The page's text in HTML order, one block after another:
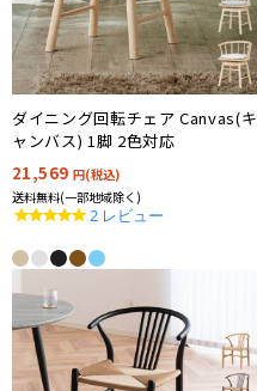
ダイニング回転チェア Canvas(キ
ャンバス) 1脚 2色対応
21,569 円(税込)
送料無料(一部地域除く)
5.0
rating
2 レビュー